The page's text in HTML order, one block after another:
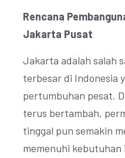
Rencana
Jakarta Pusat
Jakarta adalah salah
terbesar di Indonesia
pertumbuhan pesat.
terus bertambah,
tinggal pun semakin
memenuhi kebutuhan